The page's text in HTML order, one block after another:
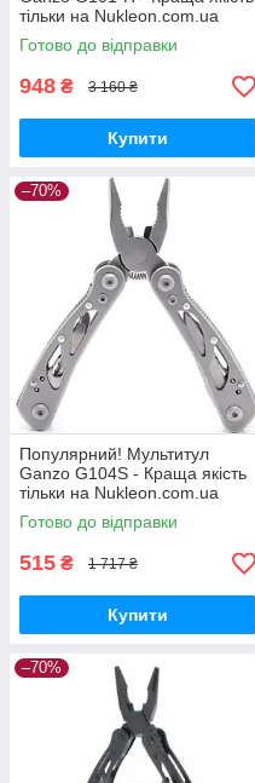
тільки на Nukleon.com.ua
Готово до відправки
948 ₴ 3 160 ₴
Купити
–70%
Популярний! Мультитул
Ganzo G104S - Краща якість
тільки на Nukleon.com.ua
Готово до відправки
515 ₴ 1 717 ₴
Купити
–70%